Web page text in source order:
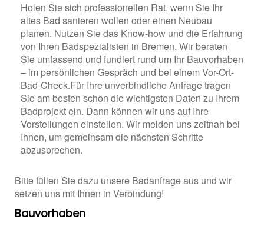
Holen Sie sich professionellen Rat, wenn Sie Ihr
altes Bad sanieren wollen oder einen Neubau
planen. Nutzen Sie das Know-how und die Erfahrung
von Ihren Badspezialisten in Bremen. Wir beraten
Sie umfassend und fundiert rund um Ihr Bauvorhaben
– im persönlichen Gespräch und bei einem Vor-Ort-
Bad-Check.Für Ihre unverbindliche Anfrage tragen
Sie am besten schon die wichtigsten Daten zu Ihrem
Badprojekt ein. Dann können wir uns auf Ihre
Vorstellungen einstellen. Wir melden uns zeitnah bei
Ihnen, um gemeinsam die nächsten Schritte
abzusprechen.
Bitte füllen Sie dazu unsere Badanfrage aus und wir
setzen uns mit Ihnen in Verbindung!
Bauvorhaben